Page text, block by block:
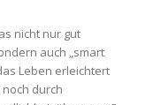
nicht nur gut
auch „smart
Leben erleichtert
durch